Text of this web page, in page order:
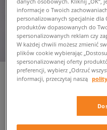
informacje o Twoich
personalizowanych specjalnie dla
produktów dopasowanych do
spersonalizowanych reklam czy
W każdej chwili możesz zmienić
plików cookie wybierając
spersonalizowanej oferty
preferencji, wybierz „Odrzuć
informacji, przeczytaj naszą